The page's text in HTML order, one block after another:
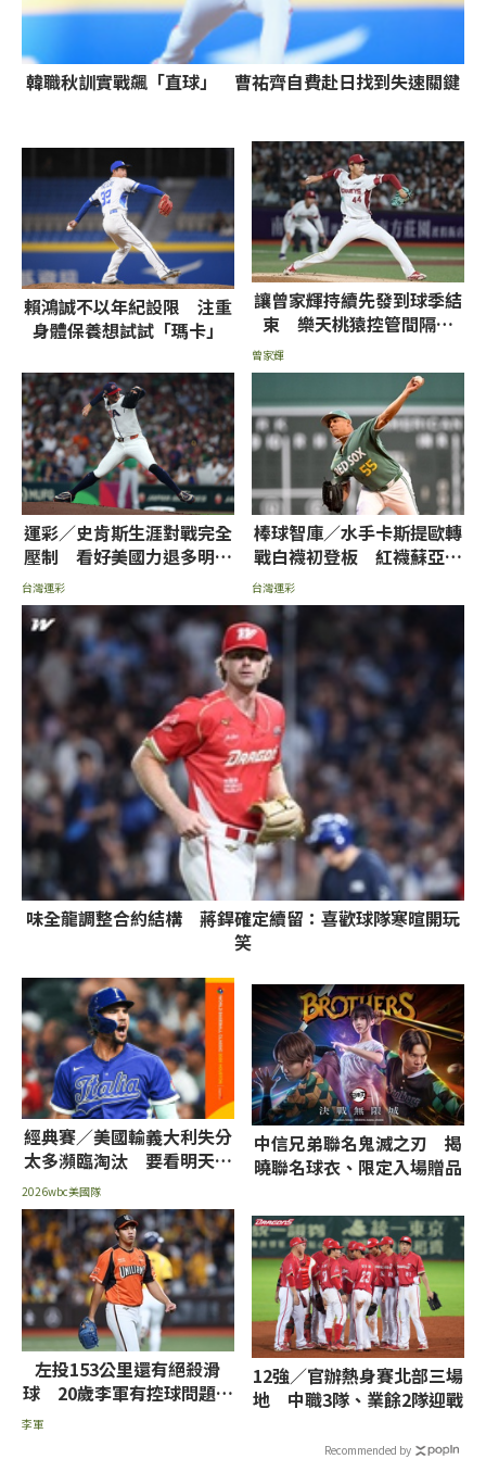
韓職秋訓實戰飆「直球」 曹祐齊自費赴日找到失速關鍵
賴鴻誠不以年紀設限 注重
身體保養想試試「瑪卡」
讓曾家輝持續先發到球季結
束 樂天桃猿控管間隔天
曾家輝
運彩／史肯斯生涯對戰完全
壓制 看好美國力退多明尼
台灣運彩
棒球智庫／水手卡斯提歐轉
戰白襪初登板 紅襪蘇亞雷
茲挨轟率低推薦讓分
台灣運彩
味全龍調整合約結構 蔣銲確定續留：喜歡球隊寒暄開玩
笑
經典賽／美國輸義大利失分
太多瀕臨淘汰 要看明天義
墨戰結果
2026wbc美國隊
中信兄弟聯名鬼滅之刃 揭
曉聯名球衣、限定入場贈品
左投153公里還有絕殺滑
球 20歲李軍有控球問題
李軍
12強／官辦熱身賽北部三場
地 中職3隊、業餘2隊迎戰
Recommended by